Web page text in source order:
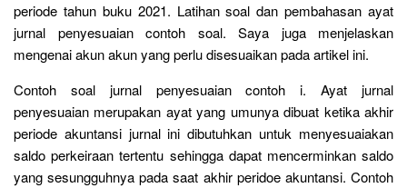
periode tahun buku 2021. Latihan soal dan pembahasan ayat
jurnal penyesuaian contoh soal. Saya juga menjelaskan
mengenai akun akun yang perlu disesuaikan pada artikel ini.
Contoh soal jurnal penyesuaian contoh i. Ayat jurnal
penyesuaian merupakan ayat yang umunya dibuat ketika akhir
periode akuntansi jurnal ini dibutuhkan untuk menyesuaiakan
saldo perkeiraan tertentu sehingga dapat mencerminkan saldo
yang sesungguhnya pada saat akhir peridoe akuntansi. Contoh